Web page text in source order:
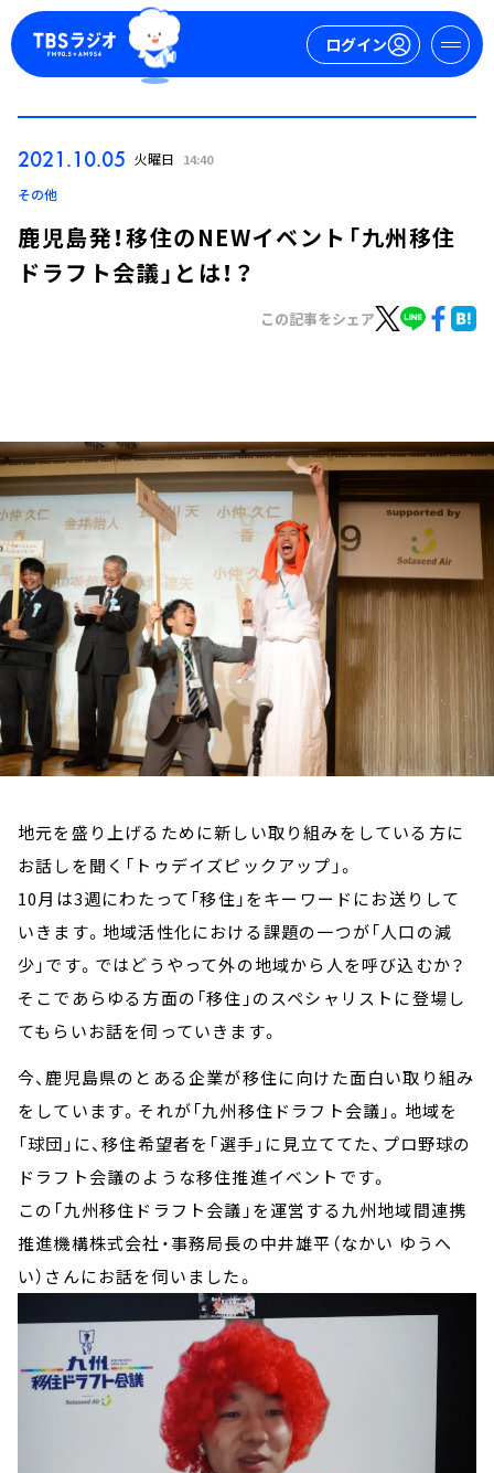
ログイン
トピックス
TBS Podcast
お知らせ
イベント・グッズ
YouTube
会社情報
2021.10.05 火曜日 14:40
その他
鹿児島発！移住のNEWイベント「九州移住
ドラフト会議」とは！？
この記事をシェア
地元を盛り上げるために新しい取り組みをしている方に
お話しを聞く「トゥデイズピックアップ」。
10月は3週にわたって「移住」をキーワードにお送りして
いきます。地域活性化における課題の一つが「人口の減
少」です。ではどうやって外の地域から人を呼び込むか？
そこであらゆる方面の「移住」のスペシャリストに登場し
てもらいお話を伺っていきます。
今、鹿児島県のとある企業が移住に向けた面白い取り組み
をしています。それが「九州移住ドラフト会議」。地域を
「球団」に、移住希望者を「選手」に見立ててた、プロ野球の
ドラフト会議のような移住推進イベントです。
この「九州移住ドラフト会議」を運営する九州地域間連携
推進機構株式会社・事務局長の中井雄平（なかい ゆうへ
い）さんにお話を伺いました。